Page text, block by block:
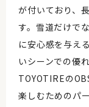
が付いており、
す。雪道だけで
に安心感を与え
いシーンでの優
TOYOTIREの
楽しむためのパ